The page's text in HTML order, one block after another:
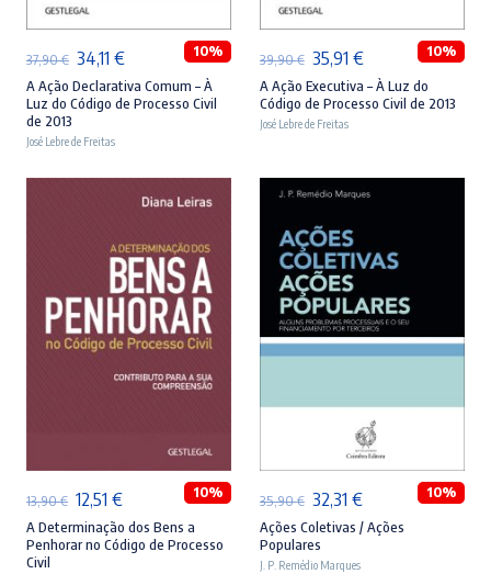
37,90€ O
preço
original
era:
37,90 €.
34,11 €O
preço
atual
34,11 €.
10%
A Ação Declarativa Comum – À
Luz do Código de Processo Civil
de 2013
José Lebre de Freitas
39,90€ O
preço
original
39,90 €.
35,91 €O
preço
atual
35,91 €.
10%
A Ação Executiva – À Luz do
Código de Processo Civil de 2013
José Lebre de Freitas
13,90€ O
preço
original
12,51 €O
preço
atual
10%
A Determinação dos Bens a
Penhorar no Código de Processo
Civil
ADICIONAR
35,90€ O
preço
original
32,31 €O
preço
10%
Ações Coletivas / Ações
Populares
J. P. Remédio Marques